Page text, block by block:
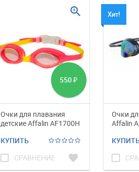
550 ₽
Очки для плавания
детские Affalin AF1700H
КУПИТЬ
check_box_outline_blank СРАВНЕНИЕ favorite
zoom_in Хит!
Очки
Affalin
check_box_outline_blank